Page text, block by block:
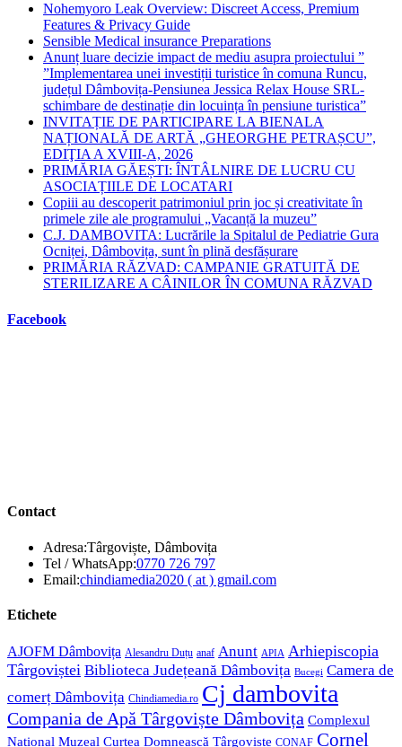
Nohemyoro Leak Overview: Discreet Access, Premium
Features & Privacy Guide
Sensible Medical insurance Preparations
Anunț luare decizie impact de mediu asupra proiectului ”
”Implementarea unei investiții turistice în comuna Runcu,
județul Dâmbovița-Pensiunea Jessica Relax House SRL-
schimbare de destinație din locuința în pensiune turistica”
INVITAȚIE DE PARTICIPARE LA BIENALA
NAȚIONALĂ DE ARTĂ „GHEORGHE PETRAȘCU”,
EDIŢIA A XVIII-A, 2026
PRIMĂRIA GĂEȘTI: ÎNTÂLNIRE DE LUCRU CU
ASOCIAȚIILE DE LOCATARI
Copiii au descoperit patrimoniul prin joc și creativitate în
primele zile ale programului „Vacanță la muzeu”
C.J. DAMBOVITA: Lucrările la Spitalul de Pediatrie Gura
Ocniței, Dâmbovița, sunt în plină desfășurare
PRIMĂRIA RĂZVAD: CAMPANIE GRATUITĂ DE
STERILIZARE A CÂINILOR ÎN COMUNA RĂZVAD
Facebook
Contact
Adresa:Târgoviște, Dâmbovița
Tel / WhatsApp:0770 726 797Opens
in
Email:chindiamedia2020 ( at ) gmail.comOpens
Etichete
AJOFM Dâmbovița Alesandru Duțu anaf Anunt APIA Arhiepiscopia
Târgoviștei Biblioteca Județeană Dâmbovița Bucegi Camera de
comerț Dâmbovița Chindiamedia.ro Cj dambovita
Compania de Apă Târgoviște Dâmbovița Complexul
Național Muzeal Curtea Domnească Târgoviște CONAF Cornel